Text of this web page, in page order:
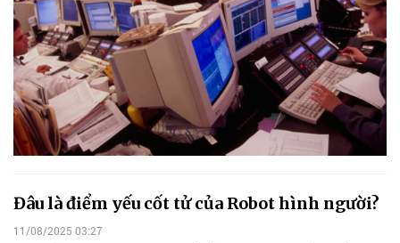
Đâu là điểm yếu cốt tử của Robot hình người?
11/08/2025 03:27